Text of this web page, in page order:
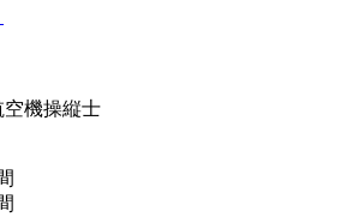
機操縦士